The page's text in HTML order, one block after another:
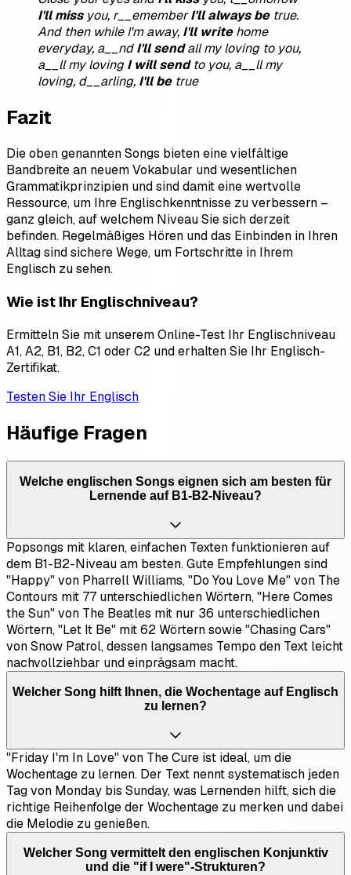
I'll miss you, r__emember I'll always be true.
And then while I'm away, I'll write home
everyday, a__nd I'll send all my loving to you,
a__ll my loving I will send to you, a__ll my
loving, d__arling, I'll be true
Fazit
Die oben genannten Songs bieten eine vielfältige
Bandbreite an neuem Vokabular und wesentlichen
Grammatikprinzipien und sind damit eine wertvolle
Ressource, um Ihre Englischkenntnisse zu verbessern –
ganz gleich, auf welchem Niveau Sie sich derzeit
befinden. Regelmäßiges Hören und das Einbinden in Ihren
Alltag sind sichere Wege, um Fortschritte in Ihrem
Englisch zu sehen.
Wie ist Ihr Englischniveau?
Ermitteln Sie mit unserem Online-Test Ihr Englischniveau
A1, A2, B1, B2, C1 oder C2 und erhalten Sie Ihr Englisch-
Zertifikat.
Testen Sie Ihr Englisch
Häufige Fragen
Welche englischen Songs eignen sich am besten für
Lernende auf B1-B2-Niveau?
Popsongs mit klaren, einfachen Texten funktionieren auf
dem B1-B2-Niveau am besten. Gute Empfehlungen sind
"Happy" von Pharrell Williams, "Do You Love Me" von The
Contours mit 77 unterschiedlichen Wörtern, "Here Comes
the Sun" von The Beatles mit nur 36 unterschiedlichen
Wörtern, "Let It Be" mit 62 Wörtern sowie "Chasing Cars"
von Snow Patrol, dessen langsames Tempo den Text leicht
nachvollziehbar und einprägsam macht.
Welcher Song hilft Ihnen, die Wochentage auf Englisch
zu lernen?
"Friday I'm In Love" von The Cure ist ideal, um die
Wochentage zu lernen. Der Text nennt systematisch jeden
Tag von Monday bis Sunday, was Lernenden hilft, sich die
richtige Reihenfolge der Wochentage zu merken und dabei
die Melodie zu genießen.
Welcher Song vermittelt den englischen Konjunktiv
und die "if I were"-Strukturen?